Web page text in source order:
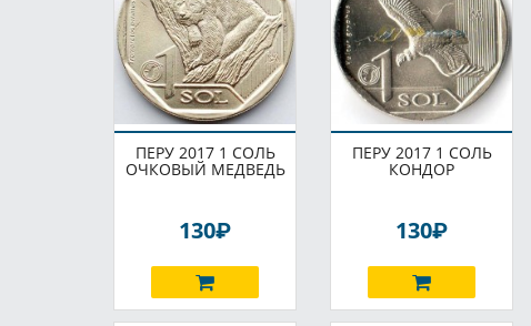
ПЕРУ 2017 1 СОЛЬ
ОЧКОВЫЙ МЕДВЕДЬ
130P
ПЕРУ 2017 1 СОЛЬ
КОНДОР
130P